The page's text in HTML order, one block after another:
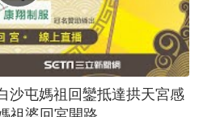
沙屯媽祖回鑾抵達拱天宮感